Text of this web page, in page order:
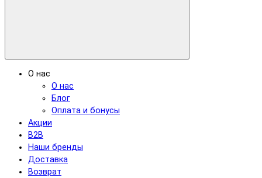
О нас
О нас
Блог
Оплата и бонусы
Акции
B2B
Наши бренды
Доставка
Возврат